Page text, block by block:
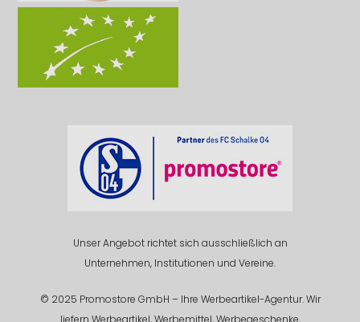
Unser Angebot richtet sich ausschließlich an
Unternehmen, Institutionen und Vereine.
© 2025 Promostore GmbH – Ihre Werbeartikel-Agentur. Wir
liefern Werbeartikel, Werbemittel, Werbegeschenke,